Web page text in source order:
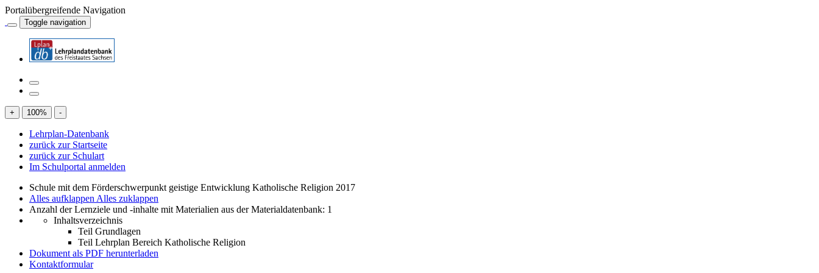
Portalübergreifende Navigation
Toggle navigation
+ 100% -
Lehrplan-Datenbank
zurück zur Startseite
zurück zur Schulart
Im Schulportal anmelden
Schule mit dem Förderschwerpunkt geistige Entwicklung Katholische Religion 2017
Alles aufklappen Alles zuklappen
Anzahl der Lernziele und -inhalte mit Materialien aus der Materialdatenbank: 1
Inhaltsverzeichnis
Teil Grundlagen
Teil Lehrplan Bereich Katholische Religion
Dokument als PDF herunterladen
Kontaktformular